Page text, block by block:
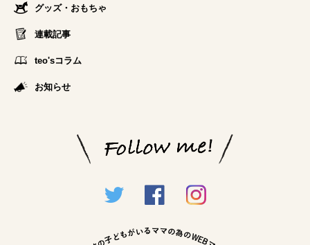
グッズ・おもちゃ
連載記事
teo'sコラム
お知らせ